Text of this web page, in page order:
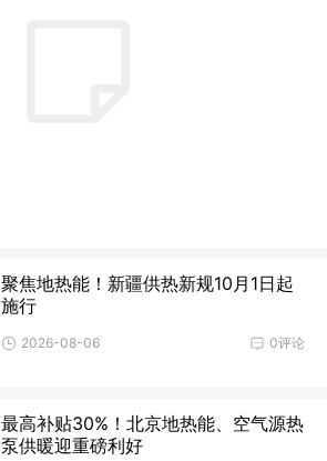
聚焦地热能！新疆供热新规10月1日起
施行
0评论
2026-08-06
最高补贴30%！北京地热能、空气源热
泵供暖迎重磅利好